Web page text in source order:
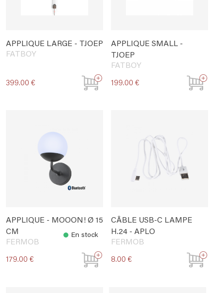
APPLIQUE LARGE - TJOEP
FATBOY
399.00 €
APPLIQUE SMALL -
TJOEP
FATBOY
199.00 €
APPLIQUE - MOOON! Ø 15
CM
FERMOB
En stock
179.00 €
CÂBLE USB-C LAMPE
H.24 - APLO
FERMOB
8.00 €